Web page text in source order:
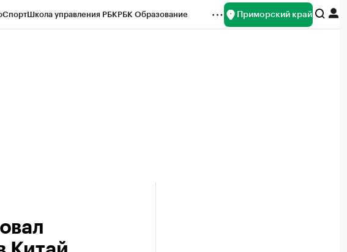
СпортШкола управления РБКРБК Образование Приморский край